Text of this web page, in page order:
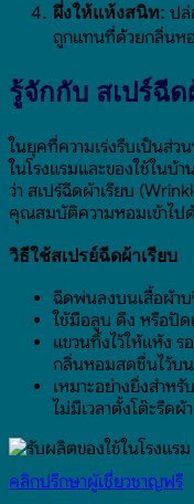
ผึ่งให้แห้งสนิท: ปล่
ถูกแทนที่ด้วยกลิ่นห
รู้จักกับ สเปร์ฉีด
ในยุคที่ความเร่งรีบเป็นส่ว
ในโรงแรมและของใช้ใน
ว่า สเปร์ฉีดผ้าเรียบ
คุณสมบัติความหอมเข้าไป
วิธีใช้สเปรย์ฉีดผ้าเรียบ
ฉีดพ่นลงบนเสื้อผ้า
ใช้มือลูบ ดึง หรือปัด
แขวนทิ้งไว้ให้แห้ง
กลิ่นหอมสดชื่นไว้บน
เหมาะอย่างยิ่งสำห
ไม่มีเวลาตั้งโต๊ะรีดผ้า
คลิกปรึกษาผู้เชี่ยวชาญฟรี